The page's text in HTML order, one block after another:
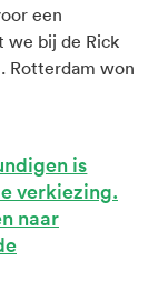
een
we bij de Rick
Rotterdam won
is
verkiezing.
naar